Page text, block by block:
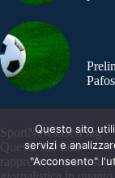
SportNews.BetFlag -
Questo sito non
rappresenta una testata
Questo sito
servizi e
"Acconsento"